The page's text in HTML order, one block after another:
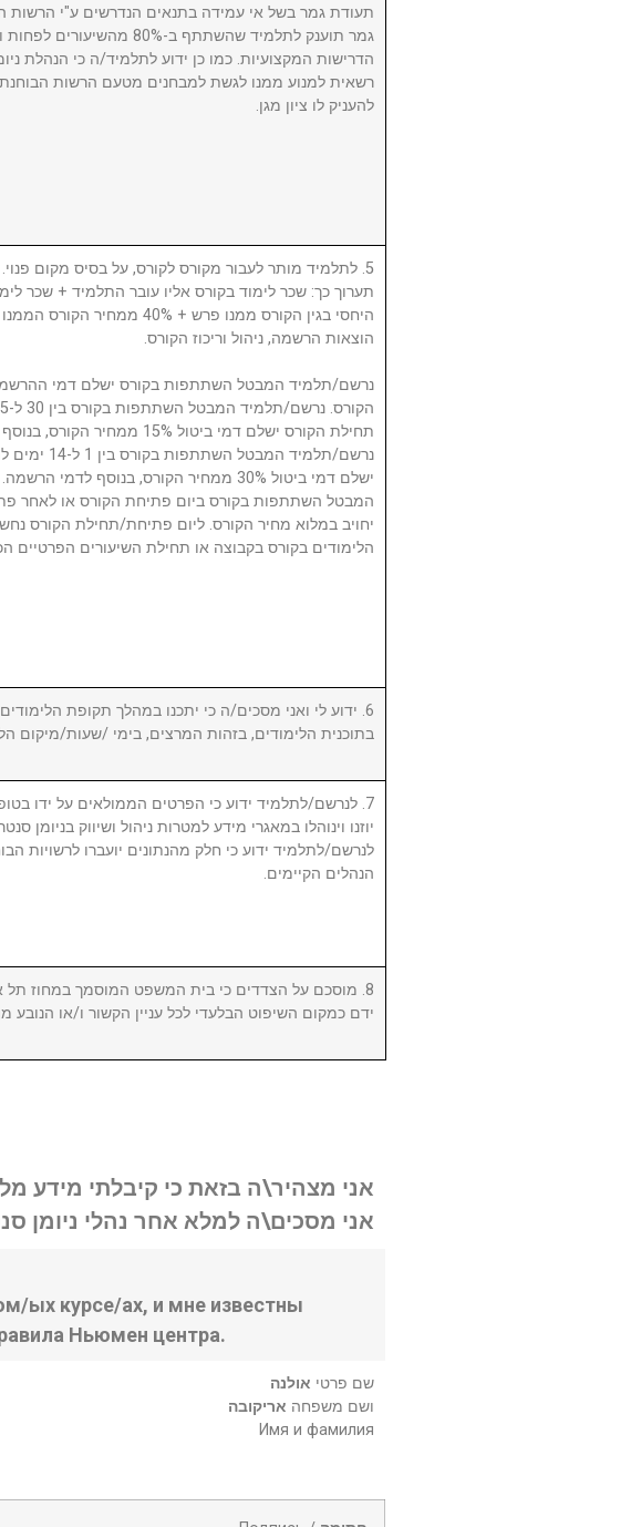
תעודת גמר בשל אי עמידה בתנאים הנדרשים ע"י הרשות
גמר תוענק לתלמיד שהשתתף ב-80%
הדרישות המקצועיות. כמו כן ידוע לתלמיד/ה כי הנהלת
רשאית למנוע ממנו לגשת למבחנים מטעם הרשות
להעניק לו ציון מגן.
5. לתלמיד מותר לעבור מקורס לקורס, על בסיס מקום
תערוך כך: שכר לימוד בקורס אליו עובר התלמיד + שכר
היחסי בגין הקורס ממנו פרש + 40% ממחיר
הוצאות הרשמה, ניהול וריכוז הקורס.
תחילת הקורס ישלם דמי ביטול 15%
נרשם/תלמיד המבטל
ישלם דמי ביטול 30% ממחיר הקורס, בנוסף לדמי
המבטל השתתפות בקורס ביום פתיחת הקורס או לאחר
יחויב במלוא מחיר הקורס. ליום פתיחת/תחילת הקורס
הלימודים בקורס בקבוצה או תחילת השיעורים הפרטיים
6. ידוע לי ואני מסכים/ה כי יתכנו במהלך תקופת הלימודים
בתוכנית הלימודים, בזהות המרצים, בימי /שעות/מיקום
7. לנרשם/לתלמיד ידוע כי הפרטים הממולאים על ידו
יוזנו וינוהלו במאגרי מידע למטרות ניהול ושיווק בניומן
לנרשם/לתלמיד ידוע כי חלק מהנתונים יועברו לרשויות
הנהלים הקיימים.
8. מוסכם על הצדדים כי בית המשפט המוסמך במחוז תל
ידם כמקום השיפוט הבלעדי לכל עניין הקשור ו/או הנובע
אני מצהיר\ה בזאת כי קיבלתי מידע
אני מסכים\ה למלא אחר נהלי ניומן
ых курсе/ах, и мне известны
Ньюмен центра.
שם פרטי אולנה
ושם משפחה אריקובה
Имя и фамилия